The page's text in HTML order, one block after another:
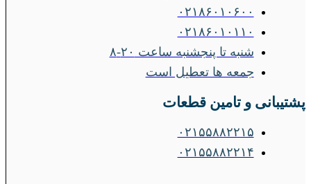
۰۲۱۸۶۰۱۰۶۰۰
۰۲۱۸۶۰۱۰۱۱۰
شنبه تا پنجشنبه ساعت ۲۰-۸
جمعه ها تعطیل است
پشتیبانی و تامین قطعات
۰۲۱۵۵۸۸۲۲۱۵
۰۲۱۵۵۸۸۲۲۱۴